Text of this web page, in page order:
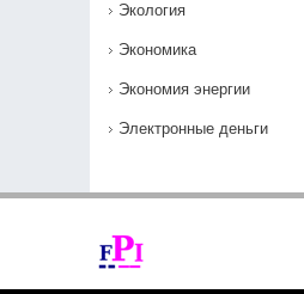
Экология
Экономика
Экономия энергии
Электронные деньги